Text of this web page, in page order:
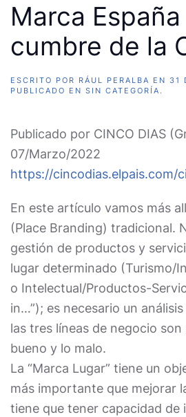
Marca
cumbre de la
ESCRITO POR RÁUL PERALBA EN 31
PUBLICADO EN SIN CATEGORÍA .
Publicado por CINCO DIAS
07/Marzo/2022
https://cincodias.elpais.com/
En este artículo vamos más
(Place Branding) tradicional.
gestión de productos y
lugar determinado (Turismo/
o Intelectual/Productos-
in…”); es necesario un
las tres líneas de negocio
bueno y lo malo.
La “Marca Lugar” tiene un
más importante que mejorar
tiene que tener capacidad de